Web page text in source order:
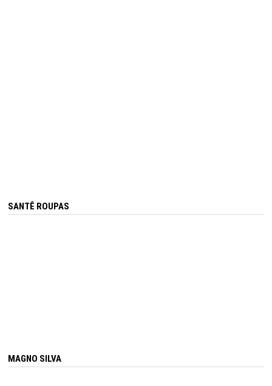
SANTÊ ROUPAS
MAGNO SILVA